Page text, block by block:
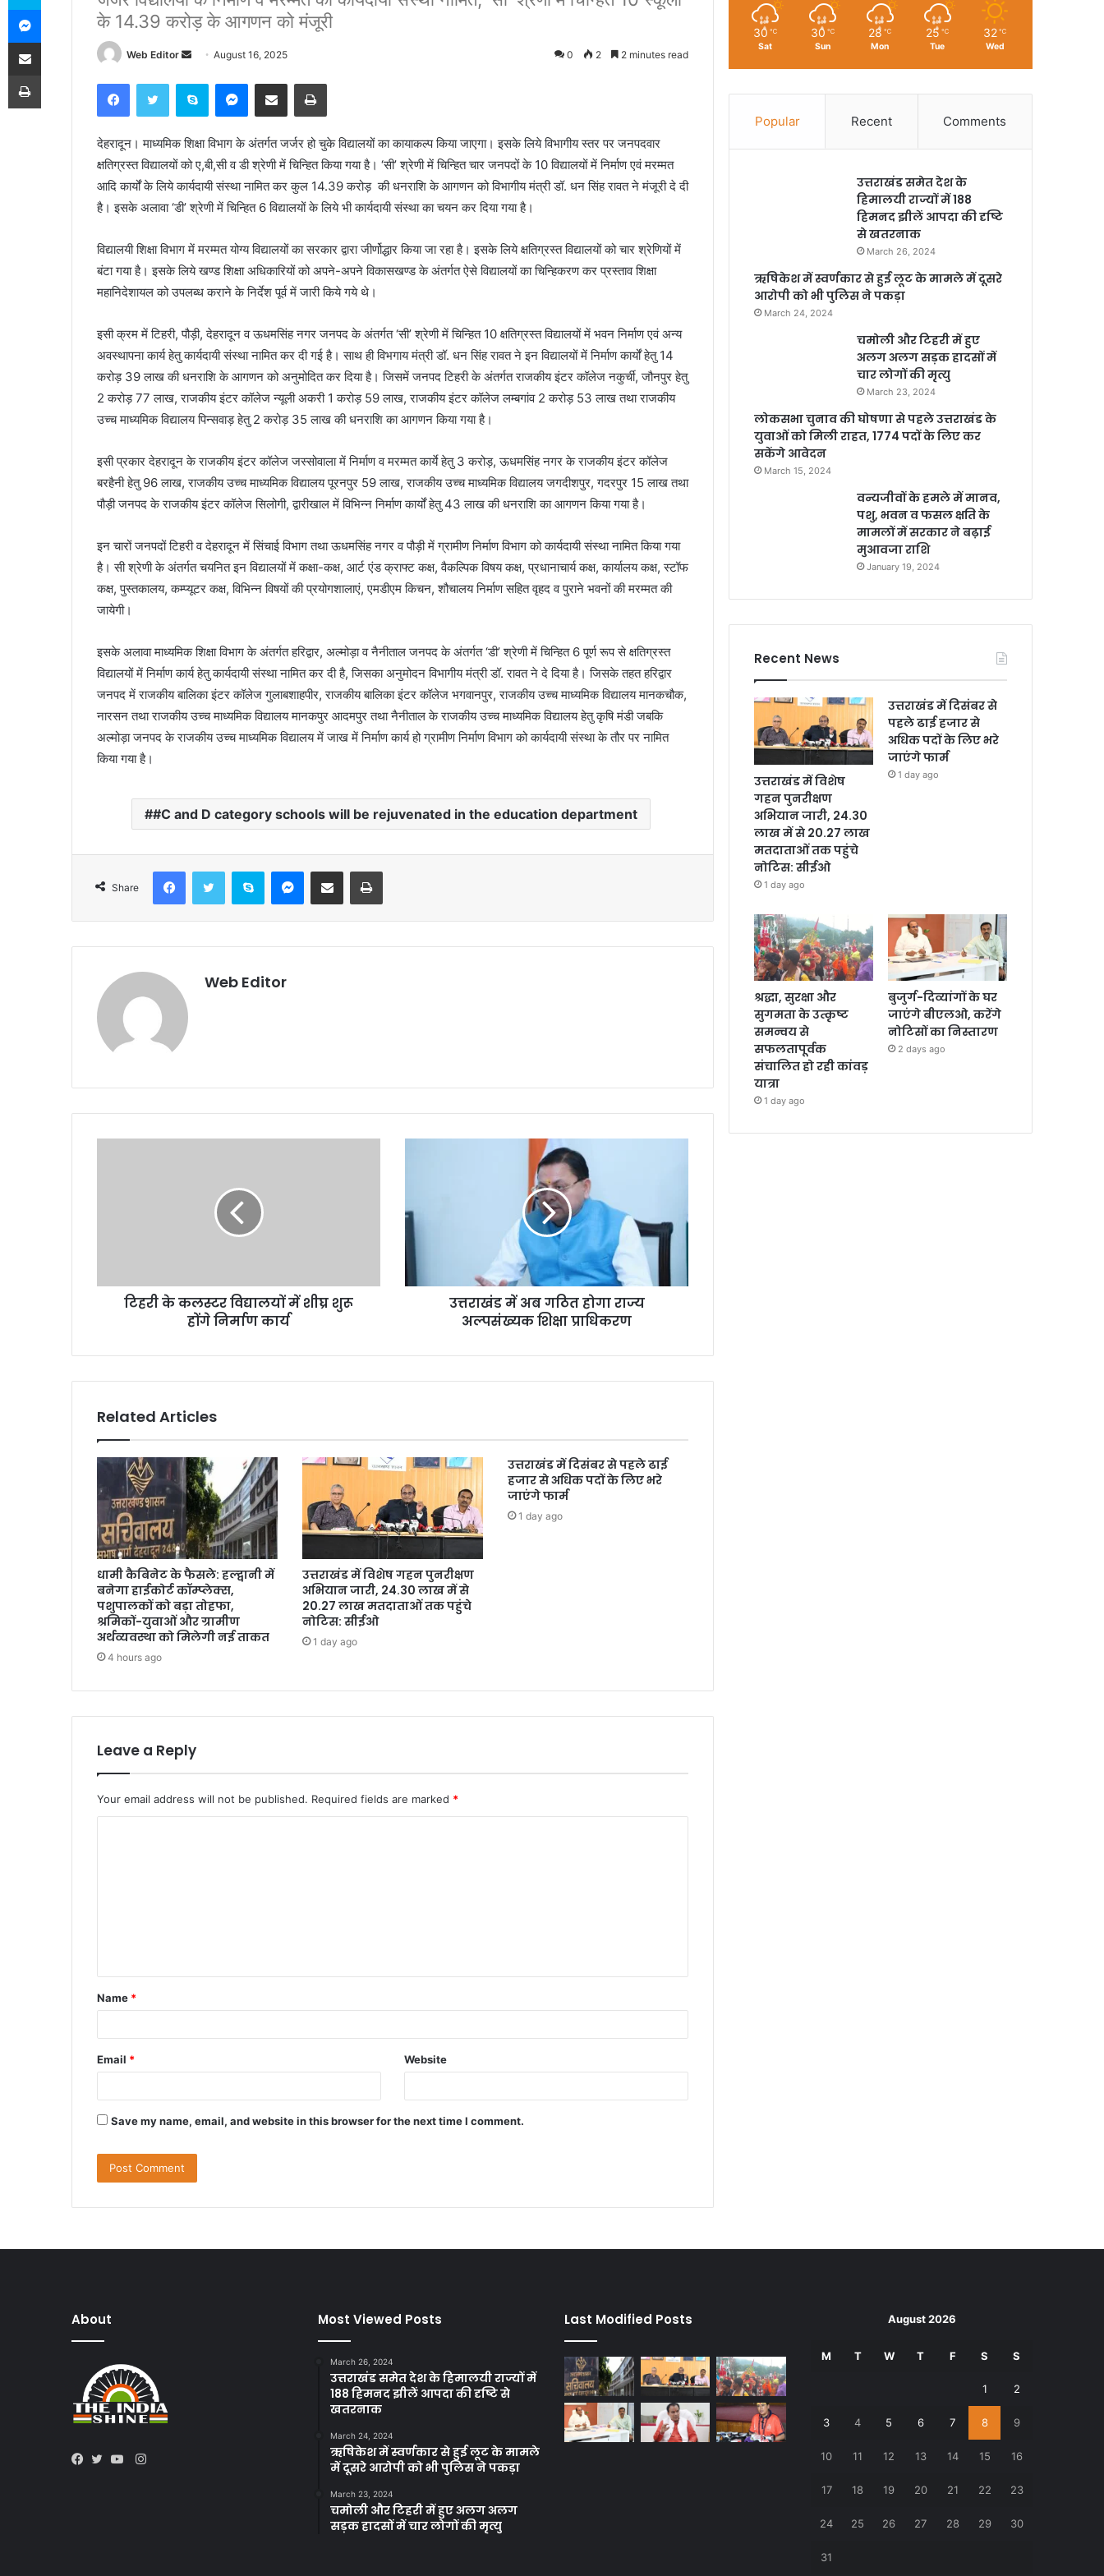
के 14.39 करोड़ के आगणन को मंजूरी
Web Editor
n
d
e
m
a
l
August 16, 2025 0 2 2 minutes read
देहरादून। माध्यमिक शिक्षा विभाग के अंतर्गत जर्जर हो चुके विद्यालयों का कायाकल्प किया जाएगा। इसके लिये विभागीय स्तर पर जनपदवार
क्षतिग्रस्त विद्यालयों को ए,बी,सी व डी श्रेणी में चिन्हित किया गया है। ‘सी’ श्रेणी में चिन्हित चार जनपदों के 10 विद्यालयों में निर्माण एवं मरम्मत
आदि कार्यों के लिये कार्यदायी संस्था नामित कर कुल 14.39 करोड़ की धनराशि के आगणन को विभागीय मंत्री डॉ. धन सिंह रावत ने मंजूरी दे दी
है। इसके अलावा ‘डी’ श्रेणी में चिन्हित 6 विद्यालयों के लिये भी कार्यदायी संस्था का चयन कर दिया गया है।
विद्यालयी शिक्षा विभाग में मरम्मत योग्य विद्यालयों का सरकार द्वारा जीर्णोद्धार किया जा रहा है। इसके लिये क्षतिग्रस्त विद्यालयों को चार श्रेणियों में
बंटा गया है। इसके लिये खण्ड शिक्षा अधिकारियों को अपने-अपने विकासखण्ड के अंतर्गत ऐसे विद्यालयों का चिन्हिकरण कर प्रस्ताव शिक्षा
महानिदेशायल को उपलब्ध कराने के निर्देश पूर्व में जारी किये गये थे।
इसी क्रम में टिहरी, पौड़ी, देहरादून व ऊधमसिंह नगर जनपद के अंतर्गत ‘सी’ श्रेणी में चिन्हित 10 क्षतिग्रस्त विद्यालयों में भवन निर्माण एवं अन्य
अवस्थापना कार्य हेतु कार्यदायी संस्था नामित कर दी गई है। साथ ही विभगाय मंत्री डॉ. धन सिंह रावत ने इन विद्यालयों में निर्माण कार्यों हेतु 14
करोड़ 39 लाख की धनराशि के आगणन को अनुमोदित कर दिया है। जिसमें जनपद टिहरी के अंतर्गत राजकीय इंटर कॉलेज नकुर्ची, जौनपुर हेतु
2 करोड़ 77 लाख, राजकीय इंटर कॉलेज न्यूली अकरी 1 करोड़ 59 लाख, राजकीय इंटर कॉलेज लम्बगांव 2 करोड़ 53 लाख तथा राजकीय
उच्च माध्यमिक विद्यालय पिन्सवाड़ हेतु 2 करोड़ 35 लाख की धनराशि का आगणन किया गया है।
इसी प्रकार देहरादून के राजकीय इंटर कॉलेज जस्सोवाला में निर्माण व मरम्मत कार्ये हेतु 3 करोड़, ऊधमसिंह नगर के राजकीय इंटर कॉलेज
बरहैनी हेतु 96 लाख, राजकीय उच्च माध्यमिक विद्यालय पूरनपुर 59 लाख, राजकीय उच्च माध्यमिक विद्यालय जगदीशपुर, गदरपुर 15 लाख तथा
पौड़ी जनपद के राजकीय इंटर कॉलेज सिलोगी, द्वारीखाल में विभिन्न निर्माण कार्यों हेतु 43 लाख की धनराशि का आगणन किया गया है।
इन चारों जनपदों टिहरी व देहरादून में सिंचाई विभाग तथा ऊधमसिंह नगर व पौड़ी में ग्रामीण निर्माण विभाग को कार्यदायी संस्था नामित किया गया
है। सी श्रेणी के अंतर्गत चयनित इन विद्यालयों में कक्षा-कक्ष, आर्ट एंड क्राफ्ट कक्ष, वैकल्पिक विषय कक्ष, प्रधानाचार्य कक्ष, कार्यालय कक्ष, स्टॉफ
कक्ष, पुस्तकालय, कम्प्यूटर कक्ष, विभिन्न विषयों की प्रयोगशालाएं, एमडीएम किचन, शौचालय निर्माण सहित वृहद व पुराने भवनों की मरम्मत की
जायेगी।
इसके अलावा माध्यमिक शिक्षा विभाग के अंतर्गत हरिद्वार, अल्मोड़ा व नैनीताल जनपद के अंतर्गत ‘डी’ श्रेणी में चिन्हित 6 पूर्ण रूप से क्षतिग्रस्त
विद्यालयों में निर्माण कार्य हेतु कार्यदायी संस्था नामित कर दी है, जिसका अनुमोदन विभागीय मंत्री डॉ. रावत ने दे दिया है। जिसके तहत हरिद्वार
जनपद में राजकीय बालिका इंटर कॉलेज गुलाबशाहपीर, राजकीय बालिका इंटर कॉलेज भगवानपुर, राजकीय उच्च माध्यमिक विद्यालय मानकचौक,
नारसन तथा राजकीय उच्च माध्यमिक विद्यालय मानकपुर आदमपुर तथा नैनीताल के राजकीय उच्च माध्यमिक विद्यालय हेतु कृषि मंडी जबकि
अल्मोड़ा जनपद के राजकीय उच्च माध्यमिक विद्यालय में जाख में निर्माण कार्य हो ग्रामीण निर्माण विभाग को कार्यदायी संस्था के तौर पर नामित
किया गया है।
#C and D category schools will be rejuvenated in the education department
Share
Web Editor
टिहरी के कलस्टर विद्यालयों में शीघ्र शुरू
होंगे निर्माण कार्य
उत्तराखंड में अब गठित होगा राज्य
अल्पसंख्यक शिक्षा प्राधिकरण
Related Articles
धामी कैबिनेट के फैसले: हल्द्वानी में
बनेगा हाईकोर्ट कॉम्प्लेक्स,
पशुपालकों को बड़ा तोहफा,
श्रमिकों-युवाओं और ग्रामीण
अर्थव्यवस्था को मिलेगी नई ताकत
4 hours ago
उत्तराखंड में विशेष गहन पुनरीक्षण
अभियान जारी, 24.30 लाख में से
20.27 लाख मतदाताओं तक पहुंचे
नोटिस: सीईओ
1 day ago
उत्तराखंड में दिसंबर से पहले ढाई
हजार से अधिक पदों के लिए भरे
जाएंगे फार्म
1 day ago
Leave a Reply
Your email address will not be published. Required fields are marked *
t
*
Name *
Email * Website
Save my name, email, and website in this browser for the next time I comment.
30 ℃
Sat
30 ℃
Sun
28 ℃
Mon
25 ℃
Tue
32 ℃
Wed
Popular Recent Comments
उत्तराखंड समेत देश के
हिमालयी राज्यों में 188
हिमनद झीलें आपदा की दृष्टि
से खतरनाक
March 26, 2024
ऋषिकेश में स्वर्णकार से हुई लूट के मामले में दूसरे
आरोपी को भी पुलिस ने पकड़ा
March 24, 2024
चमोली और टिहरी में हुए
अलग अलग सड़क हादसों में
चार लोगों की मृत्यु
March 23, 2024
लोकसभा चुनाव की घोषणा से पहले उत्तराखंड के
युवाओं को मिली राहत, 1774 पदों के लिए कर
सकेंगे आवेदन
March 15, 2024
वन्यजीवों के हमले में मानव,
पशु, भवन व फसल क्षति के
मामलों में सरकार ने बढ़ाई
मुआवजा राशि
January 19, 2024
Recent News
उत्तराखंड में विशेष
गहन पुनरीक्षण
अभियान जारी, 24.30
लाख में से 20.27 लाख
मतदाताओं तक पहुंचे
नोटिस: सीईओ
1 day ago
उत्तराखंड में दिसंबर से
पहले ढाई हजार से
अधिक पदों के लिए भरे
जाएंगे फार्म
1 day ago
श्रद्धा, सुरक्षा और
सुगमता के उत्कृष्ट
समन्वय से
सफलतापूर्वक
संचालित हो रही कांवड़
यात्रा
1 day ago
बुजुर्ग-दिव्यांगों के घर
जाएंगे बीएलओ, करेंगे
नोटिसों का निस्तारण
2 days ago
About
Instagram
Most Viewed Posts
March 26, 2024
उत्तराखंड समेत देश के हिमालयी राज्यों में
188 हिमनद झीलें आपदा की दृष्टि से
खतरनाक
March 24, 2024
ऋषिकेश में स्वर्णकार से हुई लूट के मामले
में दूसरे आरोपी को भी पुलिस ने पकड़ा
March 23, 2024
चमोली और टिहरी में हुए अलग अलग
सड़क हादसों में चार लोगों की मृत्यु
Last Modified Posts August 2026
M T W T F S S
1 2
3 4 5 6 7 8 9
10 11 12 13 14 15 16
17 18 19 20 21 22 23
24 25 26 27 28 29 30
31
Messenger